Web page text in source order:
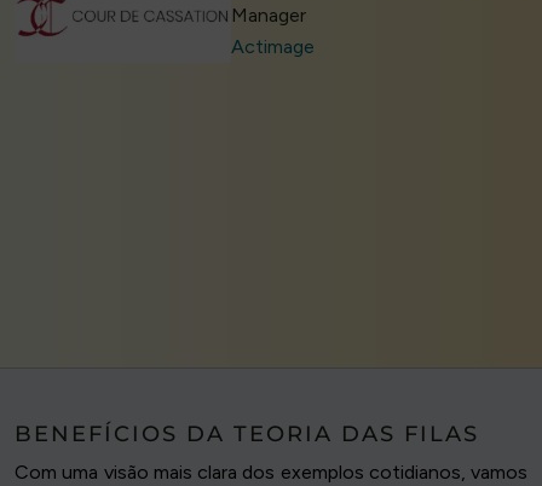
Manager
Actimage
BENEFÍCIOS DA TEORIA DAS FILAS
Com uma visão mais clara dos exemplos cotidianos, vamos